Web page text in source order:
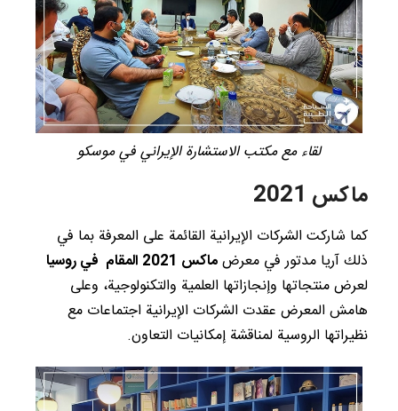
لقاء مع مكتب الاستشارة الإيراني في موسكو
ماكس 2021
كما شاركت الشركات الإيرانية القائمة على المعرفة بما في
ذلك آريا مدتور في معرضماكس 2021 المقام
في روسيا
لعرض منتجاتها وإنجازاتها العلمية والتكنولوجية، وعلى
هامش المعرض عقدت الشركات الإيرانية اجتماعات مع
نظيراتها الروسية لمناقشة إمكانيات التعاون.